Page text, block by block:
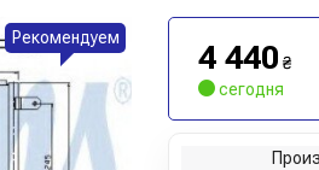
Рекомендуем
4 440 ₴
сегодня